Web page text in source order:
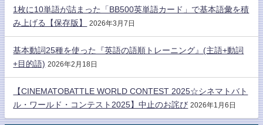
1枚に10単語が詰まった「BB500英単語カード」で基本語彙を積
み上げる【保存版】
2026年3月7日
基本動詞25種を使った『英語の語順トレーニング』(主語+動詞
+目的語) 2026年2月18日
【CINEMATOBATTLE WORLD CONTEST 2025☆シネマトバト
ル・ワールド・コンテスト2025】中止のお詫び 2026年1月6日